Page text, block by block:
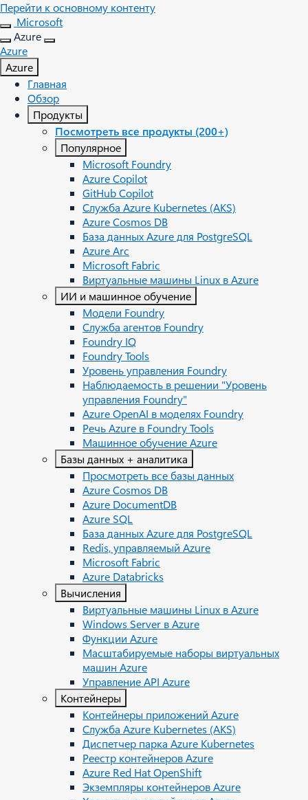
Перейти к основному контенту
Microsoft
Azure
Azure
Azure
Главная
Обзор
Продукты
Посмотреть все продукты (200+)
Популярное
Microsoft Foundry
Azure Copilot
GitHub Copilot
Служба Azure Kubernetes (AKS)
Azure Cosmos DB
База данных Azure для PostgreSQL
Azure Arc​
Microsoft Fabric
Виртуальные машины Linux в Azure
ИИ и машинное обучение
Модели Foundry
Служба агентов Foundry
Foundry IQ
Foundry Tools
Уровень управления Foundry
Наблюдаемость в решении "Уровень
управления Foundry"
Azure OpenAI в моделях Foundry
Речь Azure в Foundry Tools
Машинное обучение Azure
Базы данных + аналитика
Просмотреть все базы данных
Azure Cosmos DB
Azure DocumentDB
Azure SQL
База данных Azure для PostgreSQL
Redis, управляемый Azure
Microsoft Fabric
Azure Databricks
Вычисления
Виртуальные машины Linux в Azure
Windows Server в Azure
Функции Azure
Масштабируемые наборы виртуальных
машин Azure
Управление API Azure
Контейнеры
Контейнеры приложений Azure
Служба Azure Kubernetes (AKS)
Диспетчер парка Azure Kubernetes
Реестр контейнеров Azure
Azure Red Hat OpenShift
Экземпляры контейнеров Azure